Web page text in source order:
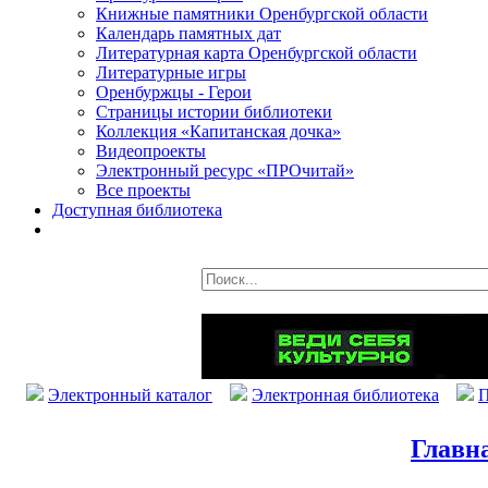
Книжные памятники Оренбургской области
Календарь памятных дат
Литературная карта Оренбургской области
Литературные игры
Оренбуржцы - Герои
Страницы истории библиотеки
Коллекция «Капитанская дочка»
Видеопроекты
Электронный ресурс «ПРОчитай»
Все проекты
Доступная библиотека
Электронный каталог Электронная библиотека